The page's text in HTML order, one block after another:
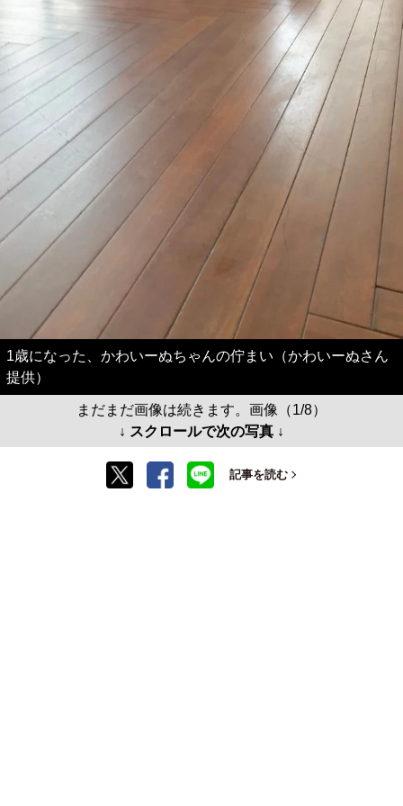
1歳になった、かわいーぬちゃんの佇まい（かわいーぬさん
提供）
まだまだ画像は続きます。画像（1/8）
↓ スクロールで次の写真 ↓
記事を読む